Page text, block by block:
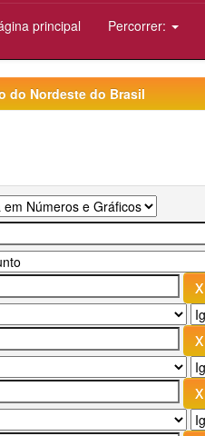
principal Percorrer:
do Nordeste do Brasil